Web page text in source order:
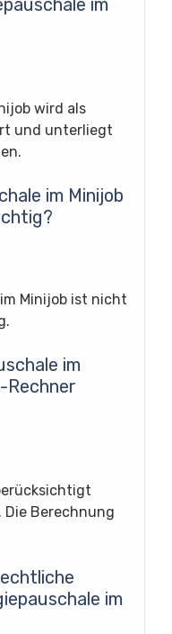
wird als
und unterliegt
im Minijob
Minijob ist nicht
im
Rechner
Die Berechnung
im